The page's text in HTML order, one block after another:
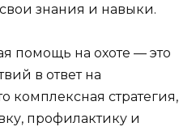
знания и навыки.
помощь на охоте — это
в ответ на
комплексная стратегия,
профилактику и